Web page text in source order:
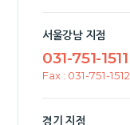
서울강남 지점
031-751-1511
Fax : 031-751-1512
경기 지점